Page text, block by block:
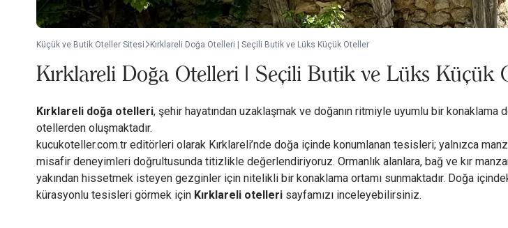
Küçük ve Butik Oteller Sitesi Kırklareli Doğa Otelleri | Seçili Butik ve Lüks Küçük Oteller
Kırklareli Doğa Otelleri | Seçili Butik ve Lüks Küçük
Kırklareli doğa otelleri, şehir hayatından uzaklaşmak ve doğanın ritmiyle uyumlu bir
otellerden oluşmaktadır.
kucukoteller.com.tr editörleri olarak Kırklareli’nde doğa içinde konumlanan tesisleri; yalnızca
misafir deneyimleri doğrultusunda titizlikle değerlendiriyoruz. Ormanlık alanlara, bağ ve kır
yakından hissetmek isteyen gezginler için nitelikli bir konaklama ortamı sunmaktadır. Doğa
kürasyonlu tesisleri görmek için Kırklareli otelleri sayfamızı inceleyebilirsiniz.